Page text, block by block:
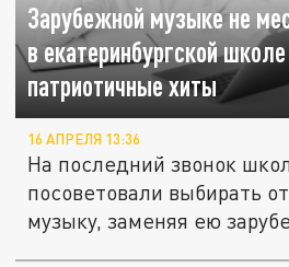
Зарубежной музыке не
в екатеринбургской
патриотичные хиты
16 АПРЕЛЯ 13:36
На последний звонок
посоветовали выбирать
музыку, заменяя ею